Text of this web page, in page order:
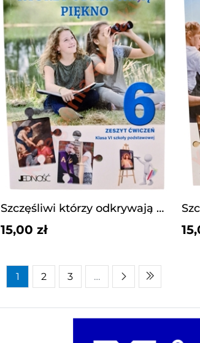
Szczęśliwi którzy odkrywają piękno. kl 6 ćwiczenia
15,00 zł
1 2 3 …